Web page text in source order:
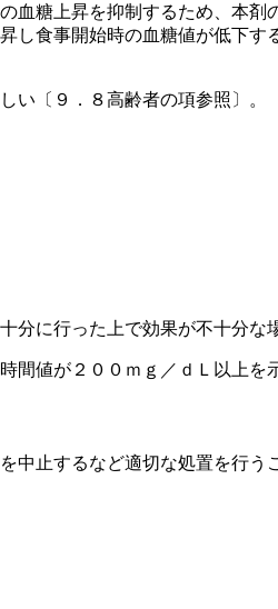
糖上昇を抑制するため、本剤
食事開始時の血糖値が低下
〔９．８高齢者の項参照〕。
に行った上で効果が不十分な
値が２００ｍｇ／ｄＬ以上を
中止するなど適切な処置を行う